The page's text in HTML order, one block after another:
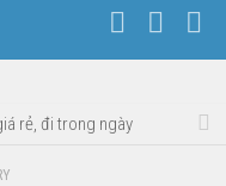
rẻ, đi trong ngày